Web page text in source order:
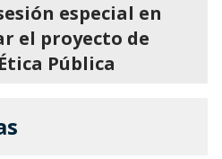
especial en
el proyecto de
Pública